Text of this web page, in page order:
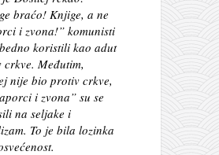
braćo! Knjige, a ne
i zvona!” komunisti
koristili kao adut
crkve. Međutim,
nije bio protiv crkve,
i zvona” su se
na seljake i
To je bila lozinka